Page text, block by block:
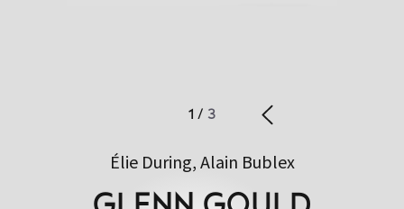
1 / 3
Élie During, Alain Bublex